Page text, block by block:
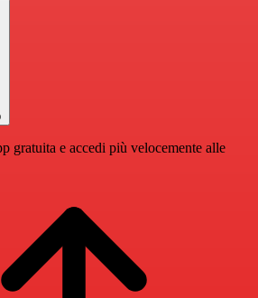
gratuita e accedi più velocemente alle